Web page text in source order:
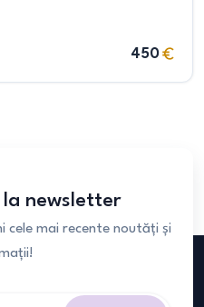
450
newsletter
mai recente noutăți și